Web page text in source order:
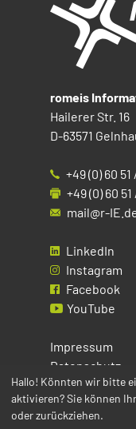
romeis
Hailerer Str. 16
D-63571
+49 (0) 60
+49 (0) 60
mail@r-
LinkedIn
Instagram
Facebook
YouTube
Impressum
Datenschutz
Cookies
Hallo! Könnten wir bitte
aktivieren? Sie können
oder zurückziehen.